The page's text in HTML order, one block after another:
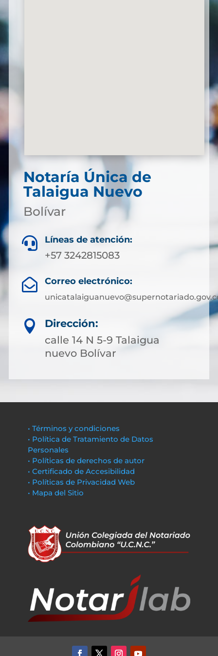
Notaría Única de
Talaigua Nuevo
Bolívar
 Líneas de atención:
+57 3242815083
 Correo electrónico:

Dirección:
calle 14 N 5-9 Talaigua
nuevo Bolívar
• Términos y condiciones
• Política de Tratamiento de Datos
Personales
• Políticas de derechos de autor
• Certificado de Accesibilidad
• Políticas de Privacidad Web
• Mapa del Sitio